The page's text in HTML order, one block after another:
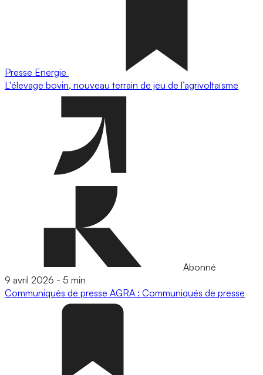
Presse Energie
L'élevage bovin, nouveau terrain de jeu de l’agrivoltaïsme
Abonné
9 avril 2026 - 5 min
Communiqués de presse AGRA : Communiqués de presse